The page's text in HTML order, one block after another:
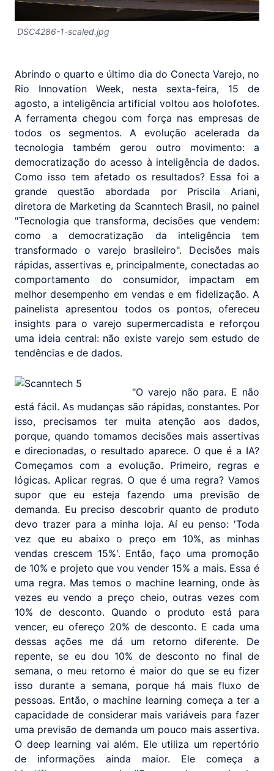
DSC4286-1-scaled.jpg
Abrindo o quarto e último dia do Conecta Varejo, no
Rio Innovation Week, nesta sexta-feira, 15 de
agosto, a inteligência artificial voltou aos holofotes.
A ferramenta chegou com força nas empresas de
todos os segmentos. A evolução acelerada da
tecnologia também gerou outro movimento: a
democratização do acesso à inteligência de dados.
Como isso tem afetado os resultados? Essa foi a
grande questão abordada por Priscila Ariani,
diretora de Marketing da Scanntech Brasil, no painel
"Tecnologia que transforma, decisões que vendem:
como a democratização da inteligência tem
transformado o varejo brasileiro". Decisões mais
rápidas, assertivas e, principalmente, conectadas ao
comportamento do consumidor, impactam em
melhor desempenho em vendas e em fidelização. A
painelista apresentou todos os pontos, ofereceu
insights para o varejo supermercadista e reforçou
uma ideia central: não existe varejo sem estudo de
tendências e de dados.
"O varejo não para. E não
está fácil. As mudanças são rápidas, constantes. Por
isso, precisamos ter muita atenção aos dados,
porque, quando tomamos decisões mais assertivas
e direcionadas, o resultado aparece. O que é a IA?
Começamos com a evolução. Primeiro, regras e
lógicas. Aplicar regras. O que é uma regra? Vamos
supor que eu esteja fazendo uma previsão de
demanda. Eu preciso descobrir quanto de produto
devo trazer para a minha loja. Aí eu penso: 'Toda
vez que eu abaixo o preço em 10%, as minhas
vendas crescem 15%'. Então, faço uma promoção
de 10% e projeto que vou vender 15% a mais. Essa é
uma regra. Mas temos o machine learning, onde às
vezes eu vendo a preço cheio, outras vezes com
10% de desconto. Quando o produto está para
vencer, eu ofereço 20% de desconto. E cada uma
dessas ações me dá um retorno diferente. De
repente, se eu dou 10% de desconto no final de
semana, o meu retorno é maior do que se eu fizer
isso durante a semana, porque há mais fluxo de
pessoas. Então, o machine learning começa a ter a
capacidade de considerar mais variáveis para fazer
uma previsão de demanda um pouco mais assertiva.
O deep learning vai além. Ele utiliza um repertório
de informações ainda maior. Ele começa a